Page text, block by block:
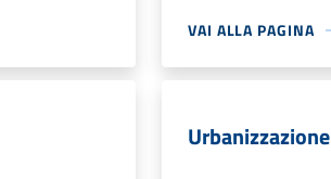
VAI ALLA PAGINA
Urbanizzazione